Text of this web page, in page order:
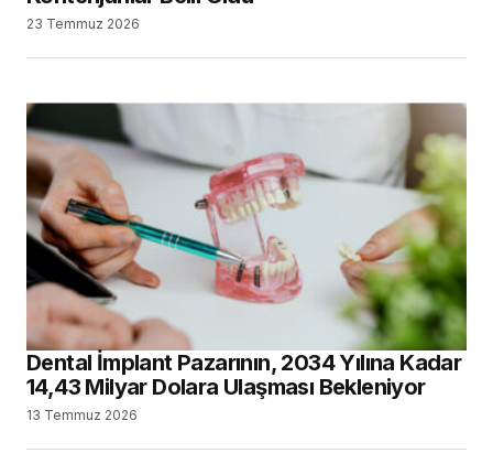
23 Temmuz 2026
Dental İmplant Pazarının, 2034 Yılına Kadar
14,43 Milyar Dolara Ulaşması Bekleniyor
13 Temmuz 2026